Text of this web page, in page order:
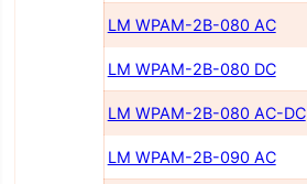
LM WPAM-2В-080 AC
LM WPAM-2B-080 DC
LM WPAM-2B-080 AC-DC
LM WPAM-2В-090 AC